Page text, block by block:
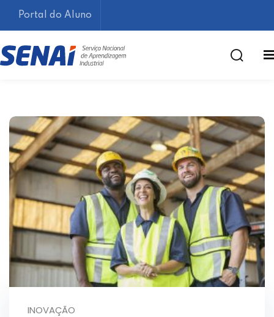
Portal do Aluno
INOVAÇÃO
Lembrar-me Esqueceu sua senha?